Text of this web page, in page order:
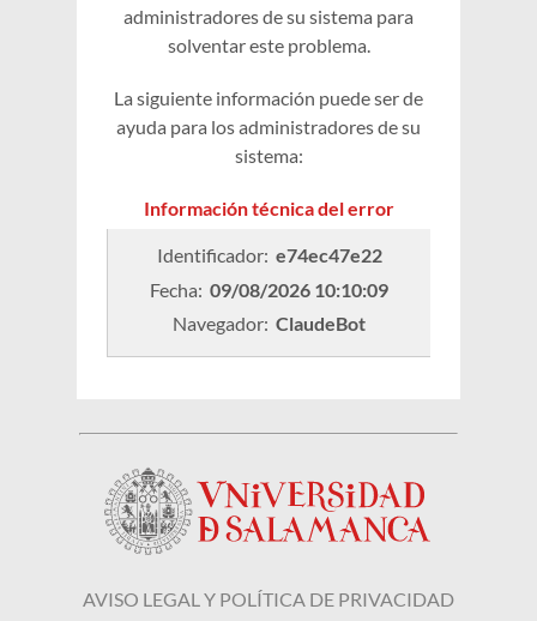
administradores de su sistema para
solventar este problema.
La siguiente información puede ser de
ayuda para los administradores de su
sistema:
Información técnica del error
Identificador: e74ec47e22
Fecha: 09/08/2026 10:10:09
Navegador: ClaudeBot
AVISO LEGAL Y POLÍTICA DE PRIVACIDAD